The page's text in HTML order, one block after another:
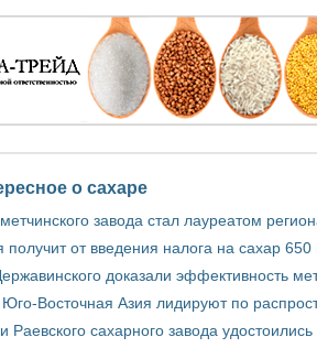
о сахаре
завода стал лауреатом
получит от введения налога на сахар
доказали эффективность
Восточная Азия лидируют по
Раевского сахарного завода удостоились